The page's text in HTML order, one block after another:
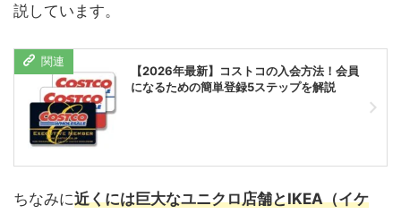
説しています。
【2026年最新】コストコの入会方法！会員
になるための簡単登録5ステップを解説
ちなみに近くには巨大なユニクロ店舗とIKEA（イケ